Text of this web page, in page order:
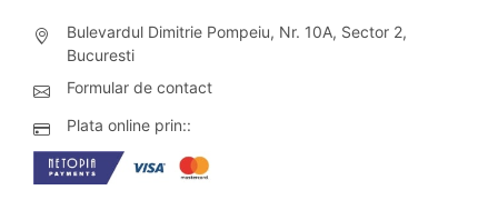
Bulevardul Dimitrie Pompeiu, Nr. 10A, Sector 2,
Bucuresti
Formular de contact
Plata online prin::